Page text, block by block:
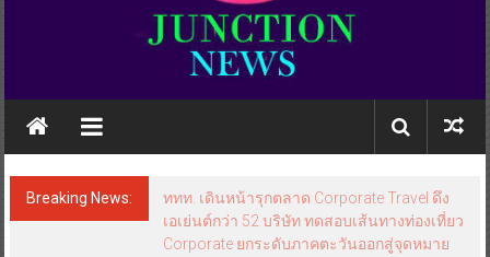
Breaking News:
ททท. เดินหน้ารุกตลาด Corporate Travel ดึง
เอเย่นต์กว่า 52 บริษัท ทดสอบเส้นทางท่องเที่ยว
Corporate ยกระดับภาคตะวันออกสู่จุดหมาย